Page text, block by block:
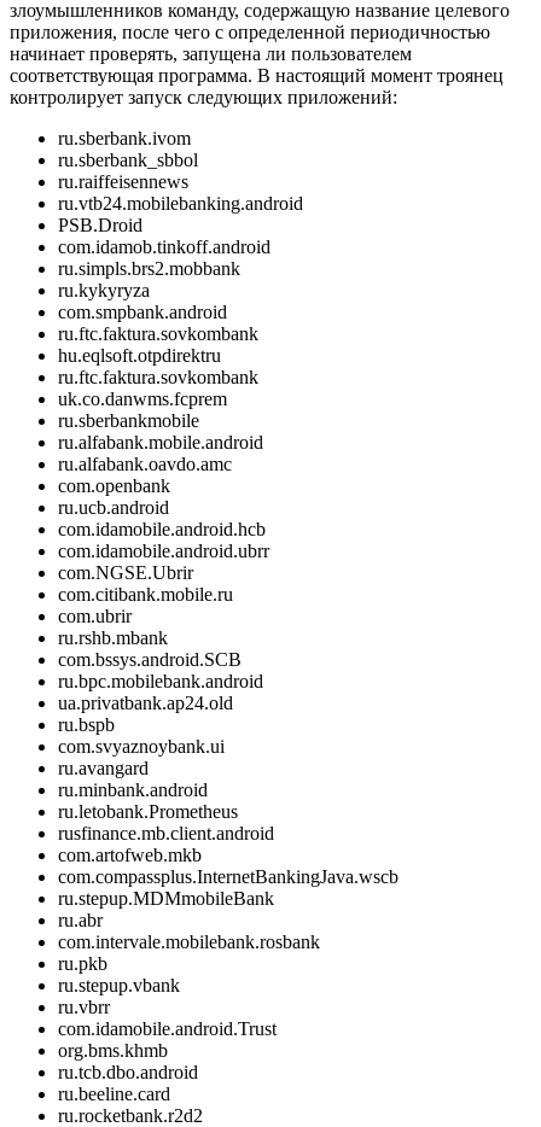
злоумышленников команду, содержащую название целевого
приложения, после чего с определенной периодичностью
начинает проверять, запущена ли пользователем
соответствующая программа. В настоящий момент троянец
контролирует запуск следующих приложений:
ru.sberbank.ivom
ru.sberbank_sbbol
ru.raiffeisennews
ru.vtb24.mobilebanking.android
PSB.Droid
com.idamob.tinkoff.android
ru.simpls.brs2.mobbank
ru.kykyryza
com.smpbank.android
ru.ftc.faktura.sovkombank
hu.eqlsoft.otpdirektru
ru.ftc.faktura.sovkombank
uk.co.danwms.fcprem
ru.sberbankmobile
ru.alfabank.mobile.android
ru.alfabank.oavdo.amc
com.openbank
ru.ucb.android
com.idamobile.android.hcb
com.idamobile.android.ubrr
com.NGSE.Ubrir
com.citibank.mobile.ru
com.ubrir
ru.rshb.mbank
com.bssys.android.SCB
ru.bpc.mobilebank.android
ua.privatbank.ap24.old
ru.bspb
com.svyaznoybank.ui
ru.avangard
ru.minbank.android
ru.letobank.Prometheus
rusfinance.mb.client.android
com.artofweb.mkb
com.compassplus.InternetBankingJava.wscb
ru.stepup.MDMmobileBank
ru.abr
com.intervale.mobilebank.rosbank
ru.pkb
ru.stepup.vbank
ru.vbrr
com.idamobile.android.Trust
org.bms.khmb
ru.tcb.dbo.android
ru.beeline.card
ru.rocketbank.r2d2